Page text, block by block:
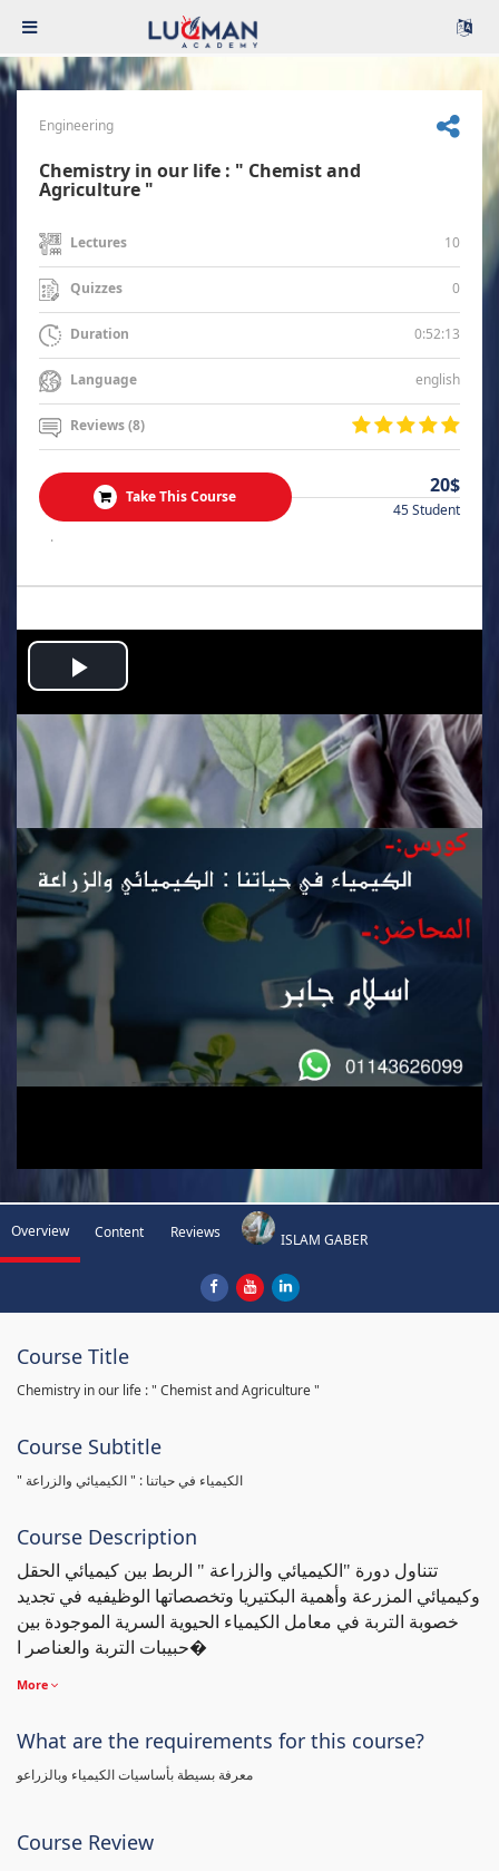
Engineering
Chemistry in our life : " Chemist and
Agriculture "
Lectures 10
Quizzes 0
Duration 0:52:13
Language english
Reviews (8)
Take This Course 20$
45 Student
.
Play
Video
Overview Content Reviews ISLAM GABER
Course Title
Chemistry in our life : " Chemist and Agriculture "
Course Subtitle
" الكيمياء في حياتنا : " الكيميائي والزراعة
Course Description
تتناول دورة "الكيميائي والزراعة " الربط بين كيميائي الحقل
وكيميائي المزرعة وأهمية البكتيريا وتخصصاتها الوظيفيه في تجديد
خصوبة التربة في معامل الكيمياء الحيوية السرية الموجودة بين
حبيبات التربة والعناصر ا�
More
What are the requirements for this course?
معرفة بسيطة بأساسيات الكيمياء وبالزراعو
Course Review